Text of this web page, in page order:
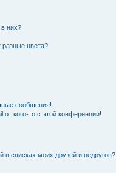
в них?
цвета?
сообщения!
кого-то с этой конференции!
в списках моих друзей и недругов?